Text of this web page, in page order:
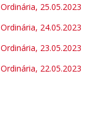
25.05.2023
24.05.2023
23.05.2023
22.05.2023